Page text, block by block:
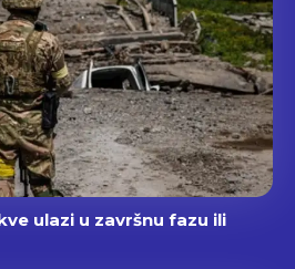
ulazi u završnu fazu ili